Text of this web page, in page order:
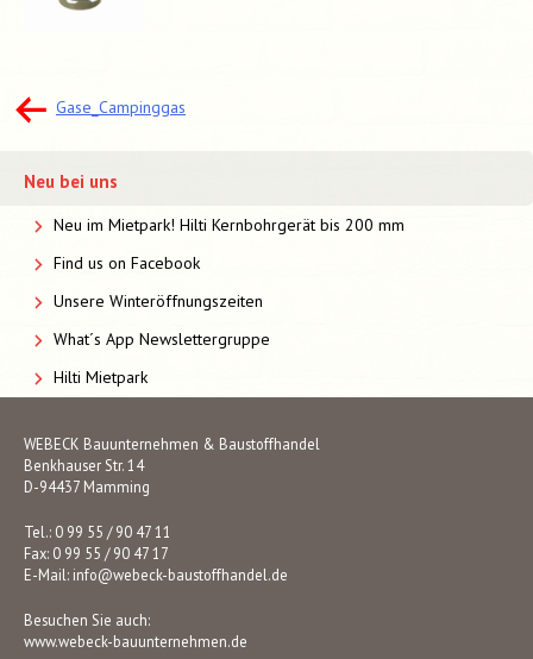
Beitragsnavigation
Gase_Campinggas
Neu bei uns
Neu im Mietpark! Hilti Kernbohrgerät bis 200 mm
Find us on Facebook
Unsere Winteröffnungszeiten
What´s App Newslettergruppe
Hilti Mietpark
WEBECK Bauunternehmen & Baustoffhandel
Benkhauser Str. 14
D-94437 Mamming
Tel.: 0 99 55 / 90 47 11
Fax: 0 99 55 / 90 47 17
E-Mail: info@webeck-baustoffhandel.de
Besuchen Sie auch:
www.webeck-bauunternehmen.de